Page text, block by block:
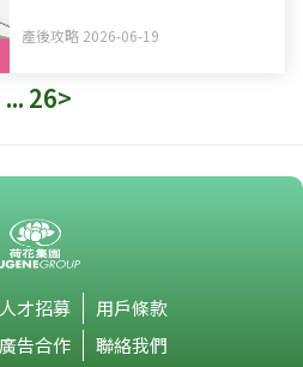
產後攻略 2026-06-19
... 26>
人才招募
用戶條款
廣告合作 聯絡我們